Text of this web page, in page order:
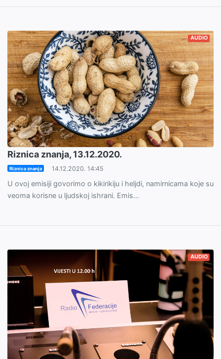
AUDIO
Riznica znanja, 13.12.2020.
Riznica znanja 14.12.2020. 14:45
U ovoj emisiji govorimo o kikirikiju i heljdi, namirnicama koje su
veoma korisne u ljudskoj ishrani. Emis...
AUDIO